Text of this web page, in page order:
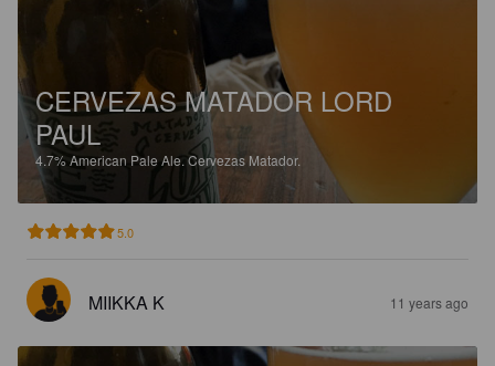
CERVEZAS MATADOR LORD
PAUL
4.7%American Pale Ale. Cervezas Matador.
5.0
MIIKKA K 11 years ago